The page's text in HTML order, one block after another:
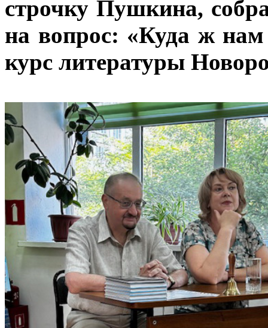
строчку Пушкина,
на вопрос: «Куда ж нам
курс литературы